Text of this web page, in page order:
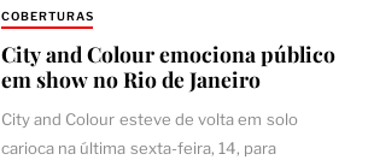
COBERTURAS
City and Colour emociona público
em show no Rio de Janeiro
City and Colour esteve de volta em solo
carioca na última sexta-feira, 14, para